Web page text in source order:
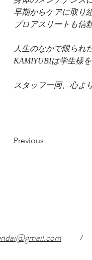
早期からケアに取り
プロアスリートも信
人生のなかで限られ
KAMIYUBIは学生様
スタッフ一同、心よ
Previous
/